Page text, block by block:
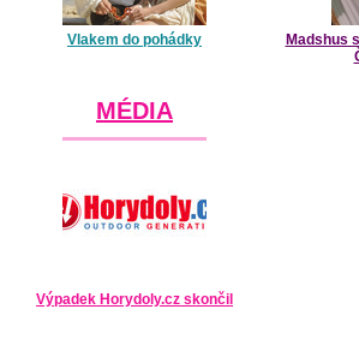
Vlakem do pohádky
Madshus
MÉDIA
Výpadek Horydoly.cz skončil